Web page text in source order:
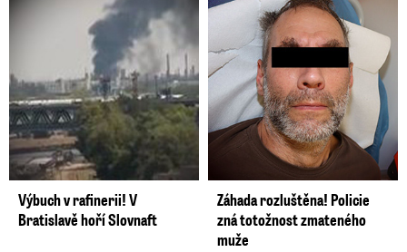
Výbuch v rafinerii! V
Bratislavě hoří Slovnaft
Záhada rozluštěna! Policie
zná totožnost zmateného
muže